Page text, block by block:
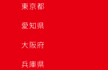
東京都
愛知県
大阪府
兵庫県